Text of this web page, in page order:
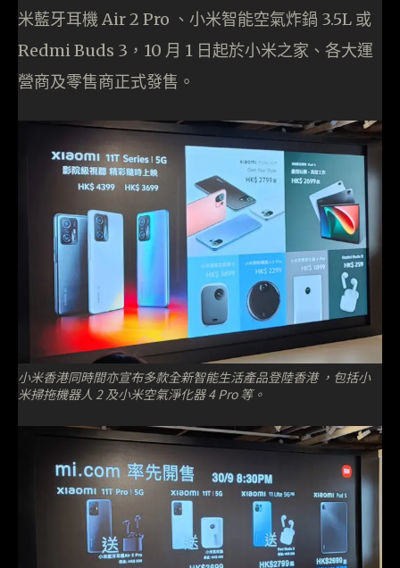
米藍牙耳機 Air 2 Pro 、小米智能空氣炸鍋 3.5L 或
Redmi Buds 3，10 月 1 日起於小米之家、各大運
營商及零售商正式發售。
小米香港同時間亦宣布多款全新智能生活產品登陸香港 ，包括小
米掃拖機器人 2 及小米空氣淨化器 4 Pro 等。